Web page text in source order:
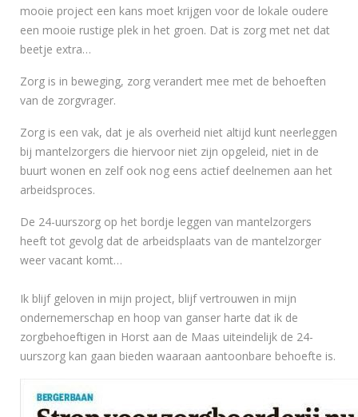
mooie project een kans moet krijgen voor de lokale oudere
een mooie rustige plek in het groen. Dat is zorg met net dat
beetje extra…
Zorg is in beweging, zorg verandert mee met de behoeften
van de zorgvrager.
Zorg is een vak, dat je als overheid niet altijd kunt neerleggen
bij mantelzorgers die hiervoor niet zijn opgeleid, niet in de
buurt wonen en zelf ook nog eens actief deelnemen aan het
arbeidsproces.
De 24-uurszorg op het bordje leggen van mantelzorgers
heeft tot gevolg dat de arbeidsplaats van de mantelzorger
weer vacant komt…
Ik blijf geloven in mijn project, blijf vertrouwen in mijn
ondernemerschap en hoop van ganser harte dat ik de
zorgbehoeftigen in Horst aan de Maas uiteindelijk de 24-
uurszorg kan gaan bieden waaraan aantoonbare behoefte is.